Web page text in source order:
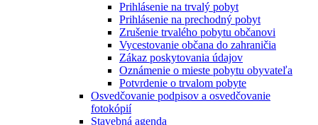
Prihlásenie na trvalý pobyt
Prihlásenie na prechodný pobyt
Zrušenie trvalého pobytu občanovi
Vycestovanie občana do zahraničia
Zákaz poskytovania údajov
Oznámenie o mieste pobytu obyvateľa
Potvrdenie o trvalom pobyte
Osvedčovanie podpisov a osvedčovanie
fotokópií
Stavebná agenda